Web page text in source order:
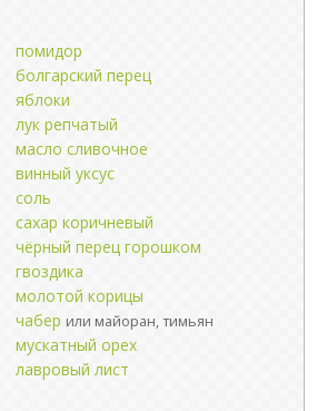
помидор
болгарский перец
яблоки
лук репчатый
масло сливочное
винный уксус
соль
сахар коричневый
чёрный перец горошком
гвоздика
молотой корицы
чабер или майоран, тимьян
мускатный орех
лавровый лист